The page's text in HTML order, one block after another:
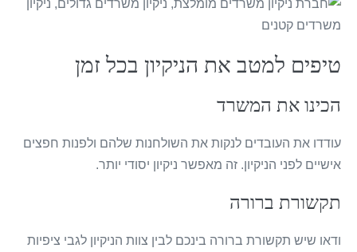
טיפים למטב את הניקיון בכל זמן
הכינו את המשרד
עודדו את העובדים לנקות את השולחנות שלהם ולפנות חפצים
אישיים לפני הניקיון. זה מאפשר ניקיון יסודי יותר.
תקשורת ברורה
ודאו שיש תקשורת ברורה בינכם לבין צוות הניקיון לגבי ציפיות